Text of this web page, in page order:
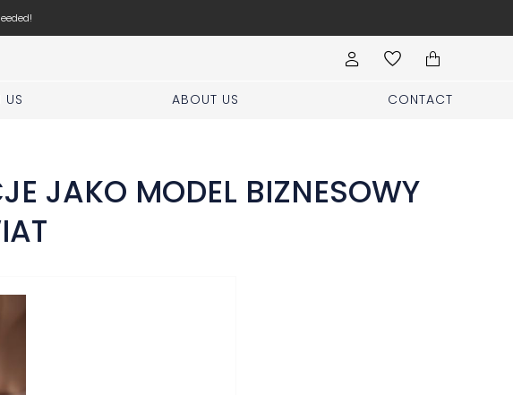
US ABOUT US CONTACT
JAKO MODEL BIZNESOWY